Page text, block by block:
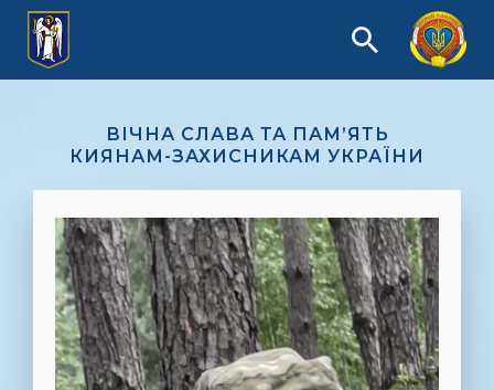
ВІЧНА СЛАВА ТА ПАМ’ЯТЬ
КИЯНАМ-ЗАХИСНИКАМ УКРАЇНИ